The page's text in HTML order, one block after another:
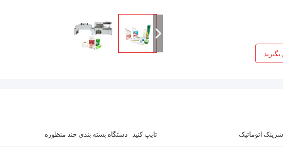
اتوماتیک تایپ کنید دستگاه بسته بندی چند منظوره